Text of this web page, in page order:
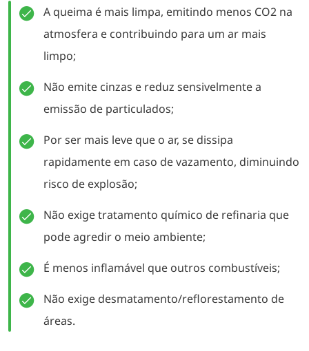
A queima é mais limpa, emitindo menos CO2 na
atmosfera e contribuindo para um ar mais
limpo;
Não emite cinzas e reduz sensivelmente a
emissão de particulados;
Por ser mais leve que o ar, se dissipa
rapidamente em caso de vazamento, diminuindo
risco de explosão;
Não exige tratamento químico de refinaria que
pode agredir o meio ambiente;
É menos inflamável que outros combustíveis;
Não exige desmatamento/reflorestamento de
áreas.